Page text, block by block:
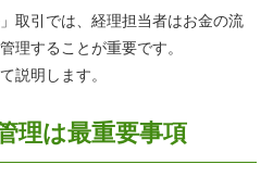
取引では、経理担当者はお金の流
理することが重要です。
説明します。
理は最重要事項